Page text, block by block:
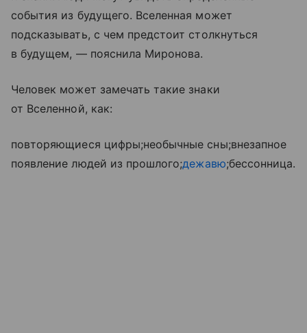
события из будущего. Вселенная может
подсказывать, с чем предстоит столкнуться
в будущем, — пояснила Миронова.
Человек может замечать такие знаки
от Вселенной, как:
повторяющиеся цифры;необычные сны;внезапное
появление людей из прошлого;дежавю;бессонница.